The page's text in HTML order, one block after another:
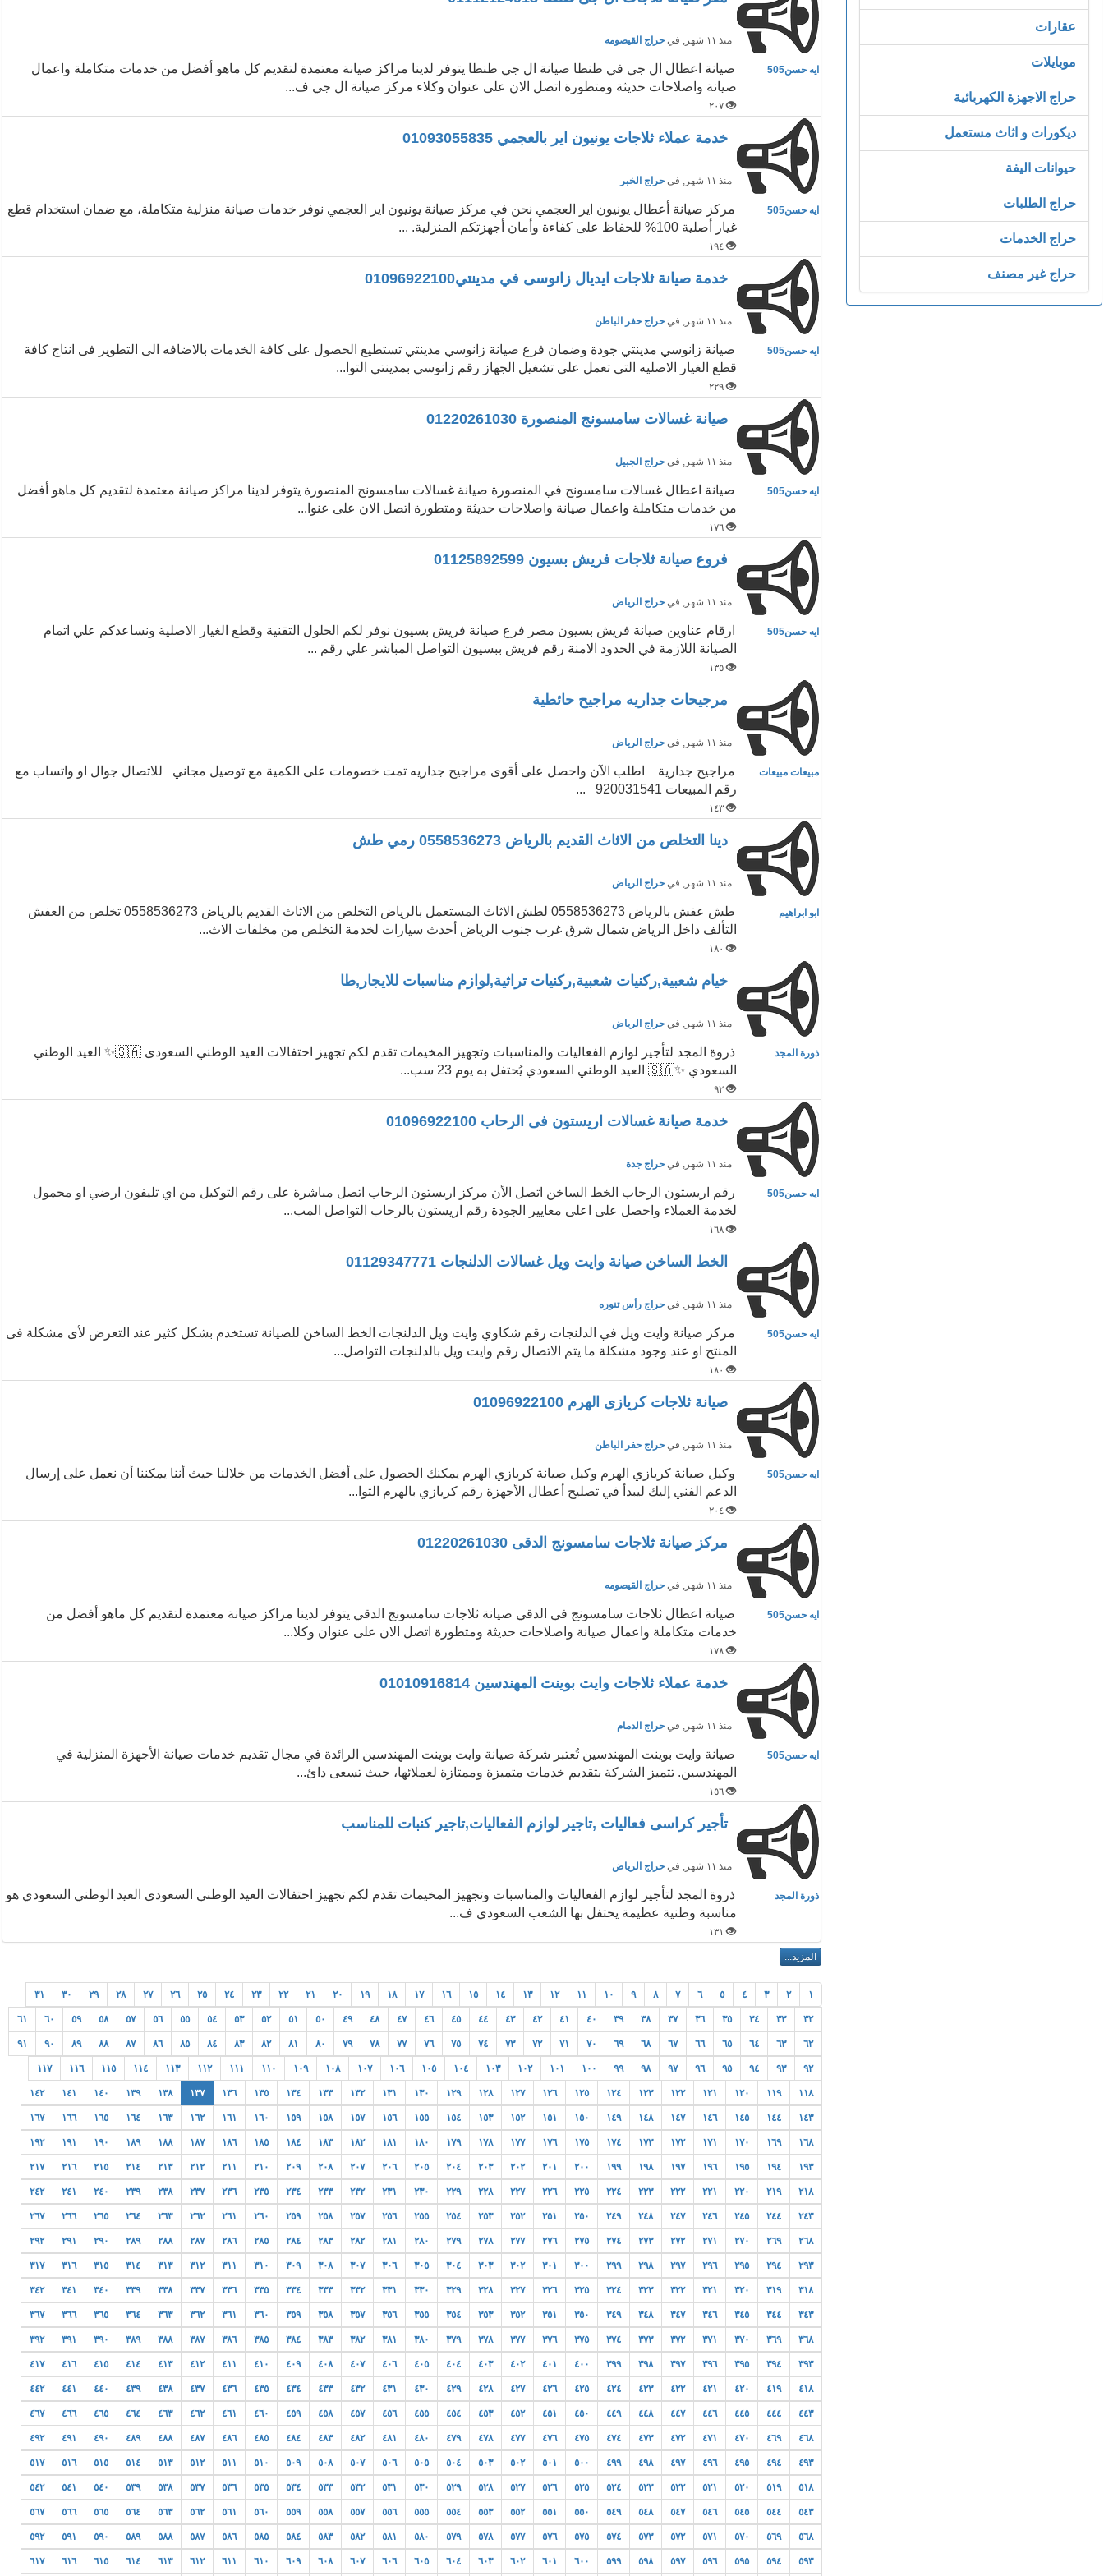
عقارات
موبايلات
حراج الاجهزة الكهربائية
ديكورات و اثاث مستعمل
حيوانات اليفة
حراج الطلبات
حراج الخدمات
حراج غير مصنف
منذ ١١ شهر , فيحراج القيصومه
ايه حسن505
صيانة اعطال ال جي في طنطا صيانة ال جي طنطا يتوفر لدينا مراكز صيانة معتمدة لتقديم كل ماهو أفضل من خدمات متكاملة واعمال
صيانة واصلاحات حديثة ومتطورة اتصل الان على عنوان وكلاء مركز صيانة ال جي ف...
٢٠٧
خدمة عملاء ثلاجات يونيون اير بالعجمي 01093055835
منذ ١١ شهر , فيحراج الخبر
ايه حسن505
مركز صيانة أعطال يونيون اير العجمي نحن في مركز صيانة يونيون اير العجمي نوفر خدمات صيانة منزلية متكاملة، مع ضمان استخدام قطع
غيار أصلية 100% للحفاظ على كفاءة وأمان أجهزتكم المنزلية. ...
١٩٤
خدمة صيانة ثلاجات ايديال زانوسى في مدينتي01096922100
منذ ١١ شهر , فيحراج حفر الباطن
ايه حسن505
صيانة زانوسي مدينتي جودة وضمان فرع صيانة زانوسي مدينتي تستطيع الحصول على كافة الخدمات بالاضافه الى التطوير فى انتاج كافة
قطع الغيار الاصليه التى تعمل على تشغيل الجهاز رقم زانوسي بمدينتي التوا...
٢٢٩
صيانة غسالات سامسونج المنصورة 01220261030
منذ ١١ شهر , فيحراج الجبيل
ايه حسن505
صيانة اعطال غسالات سامسونج في المنصورة صيانة غسالات سامسونج المنصورة يتوفر لدينا مراكز صيانة معتمدة لتقديم كل ماهو أفضل
من خدمات متكاملة واعمال صيانة واصلاحات حديثة ومتطورة اتصل الان على عنوا...
١٧٦
فروع صيانة ثلاجات فريش بسيون 01125892599
منذ ١١ شهر , فيحراج الرياض
ايه حسن505
ارقام عناوين صيانة فريش بسيون مصر فرع صيانة فريش بسيون نوفر لكم الحلول التقنية وقطع الغيار الاصلية ونساعدكم علي اتمام
الصيانة اللازمة في الحدود الامنة رقم فريش ببسيون التواصل المباشر علي رقم ...
١٣٥
مرجيحات جداريه مراجيح حائطية
منذ ١١ شهر , فيحراج الرياض
مبيعات مبيعات
مراجيح جدارية اطلب الآن واحصل على أقوى مراجيح جداريه تمت خصومات على الكمية مع توصيل مجاني للاتصال جوال او واتساب مع
رقم المبيعات 920031541 ...
١٤٣
دينا التخلص من الاثاث القديم بالرياض 0558536273 رمي طش
منذ ١١ شهر , فيحراج الرياض
ابو ابراهيم
طش عفش بالرياض 0558536273 لطش الاثاث المستعمل بالرياض التخلص من الاثاث القديم بالرياض 0558536273 تخلص من العفش
التألف داخل الرياض شمال شرق غرب جنوب الرياض أحدث سيارات لخدمة التخلص من مخلفات الاث...
١٨٠
خيام شعبية,ركنيات شعبية,ركنيات تراثية,لوازم مناسبات للايجار,طا
منذ ١١ شهر , فيحراج الرياض
ذورة المجد
ذروة المجد لتأجير لوازم الفعاليات والمناسبات وتجهيز المخيمات تقدم لكم تجهيز احتفالات العيد الوطني السعودى 🇸🇦✨ العيد الوطني
السعودي ✨🇸🇦 العيد الوطني السعودي يُحتفل به يوم 23 سب...
٩٢
خدمة صيانة غسالات اريستون فى الرحاب 01096922100
منذ ١١ شهر , فيحراج جدة
ايه حسن505
رقم اريستون الرحاب الخط الساخن اتصل الأن مركز اريستون الرحاب اتصل مباشرة على رقم التوكيل من اي تليفون ارضي او محمول
لخدمة العملاء واحصل على اعلى معايير الجودة رقم اريستون بالرحاب التواصل المب...
١٦٨
الخط الساخن صيانة وايت ويل غسالات الدلنجات 01129347771
منذ ١١ شهر , فيحراج رأس تنوره
ايه حسن505
مركز صيانة وايت ويل في الدلنجات رقم شكاوي وايت ويل الدلنجات الخط الساخن للصيانة تستخدم بشكل كثير عند التعرض لأى مشكلة فى
المنتج او عند وجود مشكلة ما يتم الاتصال رقم وايت ويل بالدلنجات التواصل...
١٨٠
صيانة ثلاجات كريازى الهرم 01096922100
منذ ١١ شهر , فيحراج حفر الباطن
ايه حسن505
وكيل صيانة كريازي الهرم وكيل صيانة كريازي الهرم يمكنك الحصول على أفضل الخدمات من خلالنا حيث أننا يمكننا أن نعمل على إرسال
الدعم الفني إليك ليبدأ في تصليح أعطال الأجهزة رقم كريازي بالهرم التوا...
٢٠٤
مركز صيانة ثلاجات سامسونج الدقى 01220261030
منذ ١١ شهر , فيحراج القيصومه
ايه حسن505
صيانة اعطال ثلاجات سامسونج في الدقي صيانة ثلاجات سامسونج الدقي يتوفر لدينا مراكز صيانة معتمدة لتقديم كل ماهو أفضل من
خدمات متكاملة واعمال صيانة واصلاحات حديثة ومتطورة اتصل الان على عنوان وكلا...
١٧٨
خدمة عملاء ثلاجات وايت بوينت المهندسين 01010916814
منذ ١١ شهر , فيحراج الدمام
ايه حسن505
صيانة وايت بوينت المهندسين تُعتبر شركة صيانة وايت بوينت المهندسين الرائدة في مجال تقديم خدمات صيانة الأجهزة المنزلية في
المهندسين. تتميز الشركة بتقديم خدمات متميزة وممتازة لعملائها، حيث تسعى دائ...
١٥٦
تأجير كراسى فعاليات ,تاجير لوازم الفعاليات,تاجير كنبات للمناسب
منذ ١١ شهر , فيحراج الرياض
ذورة المجد
ذروة المجد لتأجير لوازم الفعاليات والمناسبات وتجهيز المخيمات تقدم لكم تجهيز احتفالات العيد الوطني السعودى العيد الوطني السعودي هو
مناسبة وطنية عظيمة يحتفل بها الشعب السعودي ف...
١٣١
١ ٢ ٣ ٤ ٥ ٦ ٧ ٨ ٩ ١٠ ١١ ١٢ ١٣ ١٤ ١٥ ١٦ ١٧ ١٨ ١٩ ٢٠ ٢١ ٢٢ ٢٣ ٢٤ ٢٥ ٢٦ ٢٧ ٢٨ ٢٩ ٣٠ ٣١
٣٢ ٣٣ ٣٤ ٣٥ ٣٦ ٣٧ ٣٨ ٣٩ ٤٠ ٤١ ٤٢ ٤٣ ٤٤ ٤٥ ٤٦ ٤٧ ٤٨ ٤٩ ٥٠ ٥١ ٥٢ ٥٣ ٥٤ ٥٥ ٥٦ ٥٧ ٥٨ ٥٩ ٦٠ ٦١
٦٢ ٦٣ ٦٤ ٦٥ ٦٦ ٦٧ ٦٨ ٦٩ ٧٠ ٧١ ٧٢ ٧٣ ٧٤ ٧٥ ٧٦ ٧٧ ٧٨ ٧٩ ٨٠ ٨١ ٨٢ ٨٣ ٨٤ ٨٥ ٨٦ ٨٧ ٨٨ ٨٩ ٩٠ ٩١
٩٢ ٩٣ ٩٤ ٩٥ ٩٦ ٩٧ ٩٨ ٩٩ ١٠٠ ١٠١ ١٠٢ ١٠٣ ١٠٤ ١٠٥ ١٠٦ ١٠٧ ١٠٨ ١٠٩ ١١٠ ١١١ ١١٢ ١١٣ ١١٤ ١١٥ ١١٦ ١١٧
١١٨ ١١٩ ١٢٠ ١٢١ ١٢٢ ١٢٣ ١٢٤ ١٢٥ ١٢٦ ١٢٧ ١٢٨ ١٢٩ ١٣٠ ١٣١ ١٣٢ ١٣٣ ١٣٤ ١٣٥ ١٣٦ ١٣٧ ١٣٨ ١٣٩ ١٤٠ ١٤١ ١٤٢
١٤٣ ١٤٤ ١٤٥ ١٤٦ ١٤٧ ١٤٨ ١٤٩ ١٥٠ ١٥١ ١٥٢ ١٥٣ ١٥٤ ١٥٥ ١٥٦ ١٥٧ ١٥٨ ١٥٩ ١٦٠ ١٦١ ١٦٢ ١٦٣ ١٦٤ ١٦٥ ١٦٦ ١٦٧
١٦٨ ١٦٩ ١٧٠ ١٧١ ١٧٢ ١٧٣ ١٧٤ ١٧٥ ١٧٦ ١٧٧ ١٧٨ ١٧٩ ١٨٠ ١٨١ ١٨٢ ١٨٣ ١٨٤ ١٨٥ ١٨٦ ١٨٧ ١٨٨ ١٨٩ ١٩٠ ١٩١ ١٩٢
١٩٣ ١٩٤ ١٩٥ ١٩٦ ١٩٧ ١٩٨ ١٩٩ ٢٠٠ ٢٠١ ٢٠٢ ٢٠٣ ٢٠٤ ٢٠٥ ٢٠٦ ٢٠٧ ٢٠٨ ٢٠٩ ٢١٠ ٢١١ ٢١٢ ٢١٣ ٢١٤ ٢١٥ ٢١٦ ٢١٧
٢١٨ ٢١٩ ٢٢٠ ٢٢١ ٢٢٢ ٢٢٣ ٢٢٤ ٢٢٥ ٢٢٦ ٢٢٧ ٢٢٨ ٢٢٩ ٢٣٠ ٢٣١ ٢٣٢ ٢٣٣ ٢٣٤ ٢٣٥ ٢٣٦ ٢٣٧ ٢٣٨ ٢٣٩ ٢٤٠ ٢٤١ ٢٤٢
٢٤٣ ٢٤٤ ٢٤٥ ٢٤٦ ٢٤٧ ٢٤٨ ٢٤٩ ٢٥٠ ٢٥١ ٢٥٢ ٢٥٣ ٢٥٤ ٢٥٥ ٢٥٦ ٢٥٧ ٢٥٨ ٢٥٩ ٢٦٠ ٢٦١ ٢٦٢ ٢٦٣ ٢٦٤ ٢٦٥ ٢٦٦ ٢٦٧
٢٦٨ ٢٦٩ ٢٧٠ ٢٧١ ٢٧٢ ٢٧٣ ٢٧٤ ٢٧٥ ٢٧٦ ٢٧٧ ٢٧٨ ٢٧٩ ٢٨٠ ٢٨١ ٢٨٢ ٢٨٣ ٢٨٤ ٢٨٥ ٢٨٦ ٢٨٧ ٢٨٨ ٢٨٩ ٢٩٠ ٢٩١ ٢٩٢
٢٩٣ ٢٩٤ ٢٩٥ ٢٩٦ ٢٩٧ ٢٩٨ ٢٩٩ ٣٠٠ ٣٠١ ٣٠٢ ٣٠٣ ٣٠٤ ٣٠٥ ٣٠٦ ٣٠٧ ٣٠٨ ٣٠٩ ٣١٠ ٣١١ ٣١٢ ٣١٣ ٣١٤ ٣١٥ ٣١٦ ٣١٧
٣١٨ ٣١٩ ٣٢٠ ٣٢١ ٣٢٢ ٣٢٣ ٣٢٤ ٣٢٥ ٣٢٦ ٣٢٧ ٣٢٨ ٣٢٩ ٣٣٠ ٣٣١ ٣٣٢ ٣٣٣ ٣٣٤ ٣٣٥ ٣٣٦ ٣٣٧ ٣٣٨ ٣٣٩ ٣٤٠ ٣٤١ ٣٤٢
٣٤٣ ٣٤٤ ٣٤٥ ٣٤٦ ٣٤٧ ٣٤٨ ٣٤٩ ٣٥٠ ٣٥١ ٣٥٢ ٣٥٣ ٣٥٤ ٣٥٥ ٣٥٦ ٣٥٧ ٣٥٨ ٣٥٩ ٣٦٠ ٣٦١ ٣٦٢ ٣٦٣ ٣٦٤ ٣٦٥ ٣٦٦ ٣٦٧
٣٦٨ ٣٦٩ ٣٧٠ ٣٧١ ٣٧٢ ٣٧٣ ٣٧٤ ٣٧٥ ٣٧٦ ٣٧٧ ٣٧٨ ٣٧٩ ٣٨٠ ٣٨١ ٣٨٢ ٣٨٣ ٣٨٤ ٣٨٥ ٣٨٦ ٣٨٧ ٣٨٨ ٣٨٩ ٣٩٠ ٣٩١ ٣٩٢
٣٩٣ ٣٩٤ ٣٩٥ ٣٩٦ ٣٩٧ ٣٩٨ ٣٩٩ ٤٠٠ ٤٠١ ٤٠٢ ٤٠٣ ٤٠٤ ٤٠٥ ٤٠٦ ٤٠٧ ٤٠٨ ٤٠٩ ٤١٠ ٤١١ ٤١٢ ٤١٣ ٤١٤ ٤١٥ ٤١٦ ٤١٧
٤١٨ ٤١٩ ٤٢٠ ٤٢١ ٤٢٢ ٤٢٣ ٤٢٤ ٤٢٥ ٤٢٦ ٤٢٧ ٤٢٨ ٤٢٩ ٤٣٠ ٤٣١ ٤٣٢ ٤٣٣ ٤٣٤ ٤٣٥ ٤٣٦ ٤٣٧ ٤٣٨ ٤٣٩ ٤٤٠ ٤٤١ ٤٤٢
٤٤٣ ٤٤٤ ٤٤٥ ٤٤٦ ٤٤٧ ٤٤٨ ٤٤٩ ٤٥٠ ٤٥١ ٤٥٢ ٤٥٣ ٤٥٤ ٤٥٥ ٤٥٦ ٤٥٧ ٤٥٨ ٤٥٩ ٤٦٠ ٤٦١ ٤٦٢ ٤٦٣ ٤٦٤ ٤٦٥ ٤٦٦ ٤٦٧
٤٦٨ ٤٦٩ ٤٧٠ ٤٧١ ٤٧٢ ٤٧٣ ٤٧٤ ٤٧٥ ٤٧٦ ٤٧٧ ٤٧٨ ٤٧٩ ٤٨٠ ٤٨١ ٤٨٢ ٤٨٣ ٤٨٤ ٤٨٥ ٤٨٦ ٤٨٧ ٤٨٨ ٤٨٩ ٤٩٠ ٤٩١ ٤٩٢
٤٩٣ ٤٩٤ ٤٩٥ ٤٩٦ ٤٩٧ ٤٩٨ ٤٩٩ ٥٠٠ ٥٠١ ٥٠٢ ٥٠٣ ٥٠٤ ٥٠٥ ٥٠٦ ٥٠٧ ٥٠٨ ٥٠٩ ٥١٠ ٥١١ ٥١٢ ٥١٣ ٥١٤ ٥١٥ ٥١٦ ٥١٧
٥١٨ ٥١٩ ٥٢٠ ٥٢١ ٥٢٢ ٥٢٣ ٥٢٤ ٥٢٥ ٥٢٦ ٥٢٧ ٥٢٨ ٥٢٩ ٥٣٠ ٥٣١ ٥٣٢ ٥٣٣ ٥٣٤ ٥٣٥ ٥٣٦ ٥٣٧ ٥٣٨ ٥٣٩ ٥٤٠ ٥٤١ ٥٤٢
٥٤٣ ٥٤٤ ٥٤٥ ٥٤٦ ٥٤٧ ٥٤٨ ٥٤٩ ٥٥٠ ٥٥١ ٥٥٢ ٥٥٣ ٥٥٤ ٥٥٥ ٥٥٦ ٥٥٧ ٥٥٨ ٥٥٩ ٥٦٠ ٥٦١ ٥٦٢ ٥٦٣ ٥٦٤ ٥٦٥ ٥٦٦ ٥٦٧
٥٦٨ ٥٦٩ ٥٧٠ ٥٧١ ٥٧٢ ٥٧٣ ٥٧٤ ٥٧٥ ٥٧٦ ٥٧٧ ٥٧٨ ٥٧٩ ٥٨٠ ٥٨١ ٥٨٢ ٥٨٣ ٥٨٤ ٥٨٥ ٥٨٦ ٥٨٧ ٥٨٨ ٥٨٩ ٥٩٠ ٥٩١ ٥٩٢
٥٩٣ ٥٩٤ ٥٩٥ ٥٩٦ ٥٩٧ ٥٩٨ ٥٩٩ ٦٠٠ ٦٠١ ٦٠٢ ٦٠٣ ٦٠٤ ٦٠٥ ٦٠٦ ٦٠٧ ٦٠٨ ٦٠٩ ٦١٠ ٦١١ ٦١٢ ٦١٣ ٦١٤ ٦١٥ ٦١٦ ٦١٧